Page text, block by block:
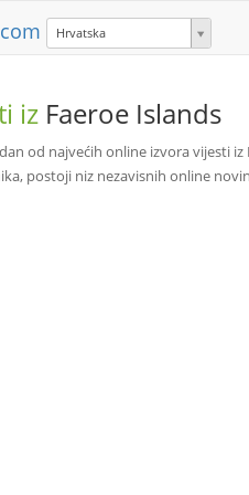
Hrvatska
iz Faeroe Islands
od najvećih online izvora vijesti
postoji niz nezavisnih online